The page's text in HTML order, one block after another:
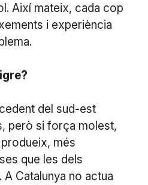
Així mateix, cada cop
i experiència
del sud-est
però si força molest,
més
que les dels
Catalunya no actua